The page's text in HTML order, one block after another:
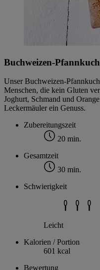
Buchweizen-
Unser Buchweizen-
Menschen, die kein Gluten
Joghurt, Schmand und
Leckermäuler ein Genuss.
Zubereitungszeit
20 min.
Gesamtzeit
30 min.
Schwierigkeit
Leicht
Kalorien / Portion
601 kcal
Bewertung